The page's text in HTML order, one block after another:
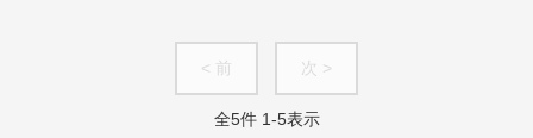
< 前 次 >
全5件 1-5表示